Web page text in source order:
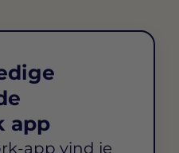
app
app vind je